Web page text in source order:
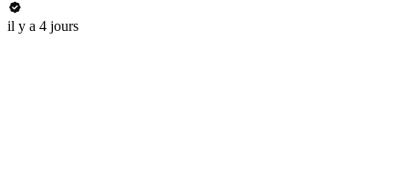
il y a 4 jours